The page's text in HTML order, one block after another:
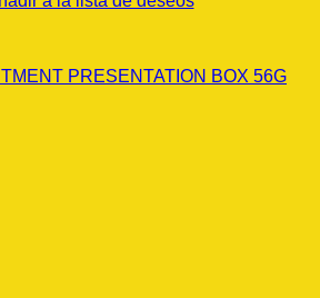
PRESENTATION BOX 56G